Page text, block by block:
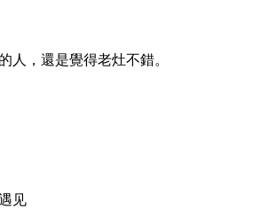
人，還是覺得老灶不錯。
见